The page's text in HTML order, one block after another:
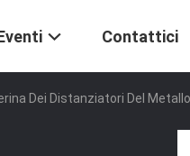
Contattici
Dei Distanziatori Del